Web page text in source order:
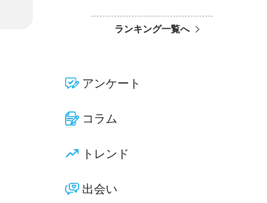
ランキング一覧へ
アンケート
コラム
トレンド
出会い